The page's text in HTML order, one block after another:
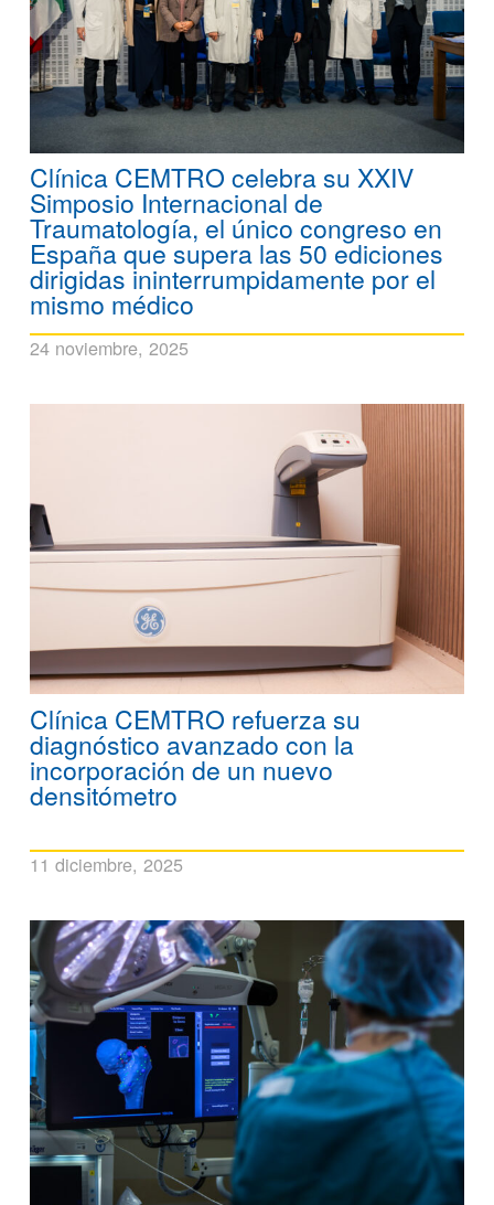
Clínica CEMTRO celebra su XXIV
Simposio Internacional de
Traumatología, el único congreso en
España que supera las 50 ediciones
dirigidas ininterrumpidamente por el
mismo médico
24 noviembre, 2025
Clínica CEMTRO refuerza su
diagnóstico avanzado con la
incorporación de un nuevo
densitómetro
11 diciembre, 2025